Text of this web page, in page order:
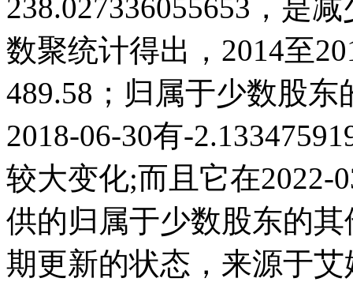
238.027336055653，是
数聚统计得出，2014至
489.58；归属于少数股
2018-06-30有-
较大变化;而且它在2022-
供的归属于少数股东的
期更新的状态，来源于